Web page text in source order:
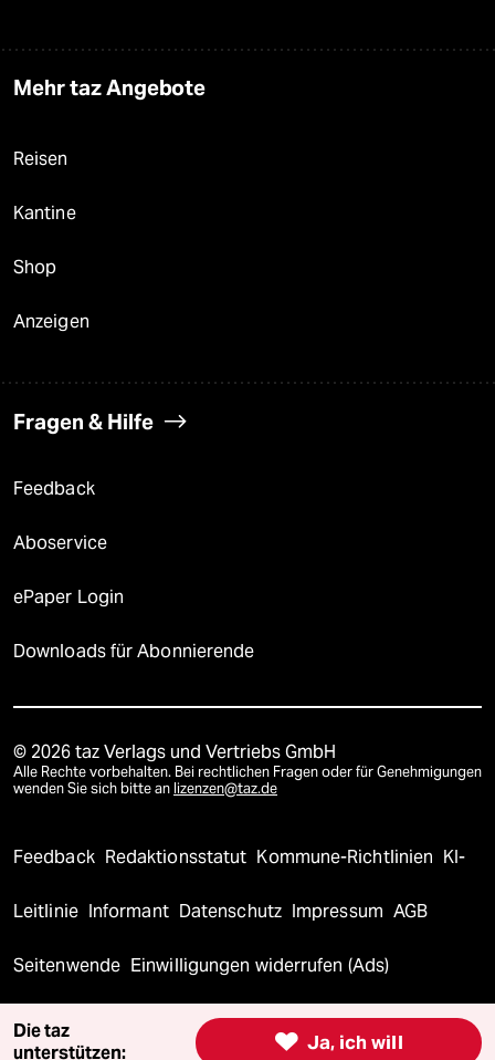
Mehr taz Angebote
Reisen
Kantine
Shop
Anzeigen
Fragen & Hilfe
Feedback
Aboservice
ePaper Login
Downloads für Abonnierende
© 2026 taz Verlags und Vertriebs GmbH
Alle Rechte vorbehalten. Bei rechtlichen Fragen oder für Genehmigungen
wenden Sie sich bitte an lizenzen@taz.de
Feedback Redaktionsstatut Kommune-Richtlinien KI-
Leitlinie Informant Datenschutz Impressum AGB
Seitenwende Einwilligungen widerrufen (Ads)
 Ja, ich will
Die taz
unterstützen: